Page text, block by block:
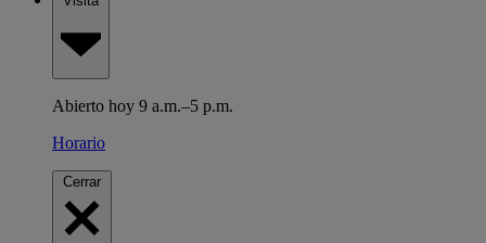
Abierto hoy 9 a.m.–5 p.m.
Horario
Cerrar